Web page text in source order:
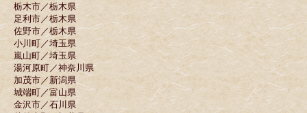
栃木市／栃木県
足利市／栃木県
佐野市／栃木県
小川町／埼玉県
嵐山町／埼玉県
湯河原町／神奈川県
加茂市／新潟県
城端町／富山県
金沢市／石川県